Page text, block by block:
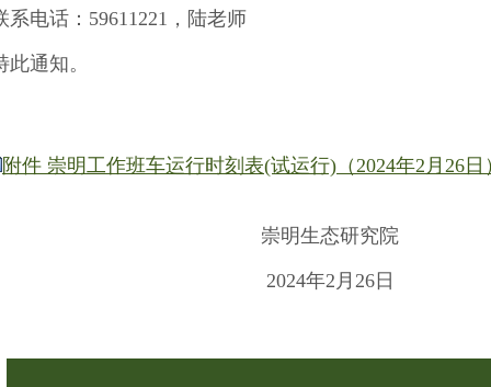
系电话： 59611221 ，陆老师
此通知。
附件 崇明工作班车运行时刻表(试运行)（2024年2月26日
崇明生态研究院
2024年2月26日